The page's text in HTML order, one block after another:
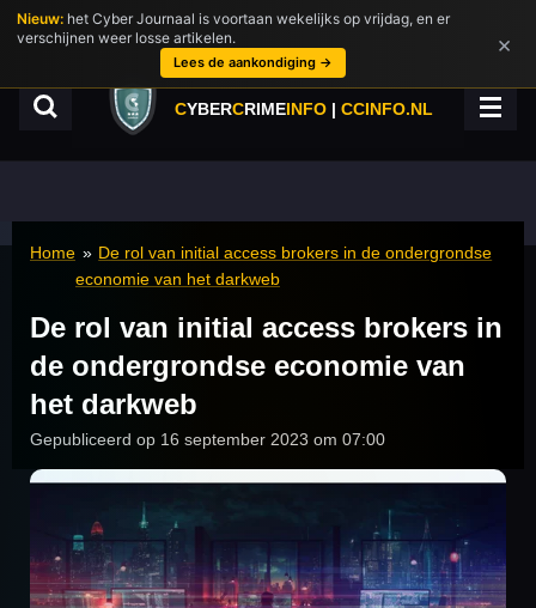
Ga
direct
hoofdinhoud
CYBERCRIMEINFO | CCINFO.NL
Home » De rol van initial access brokers in de ondergrondse
economie van het darkweb
De rol van initial access brokers in
de ondergrondse economie van
het darkweb
Gepubliceerd op 16 september 2023 om 07:00
Nieuw: het Cyber Journaal is voortaan wekelijks op vrijdag, en er
verschijnen weer losse artikelen.
Lees de aankondiging →
×